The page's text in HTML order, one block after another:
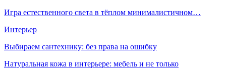
Игра естественного света в тёплом минималистичном…
Интерьер
Выбираем сантехнику: без права на ошибку
Натуральная кожа в интерьере: мебель и не только